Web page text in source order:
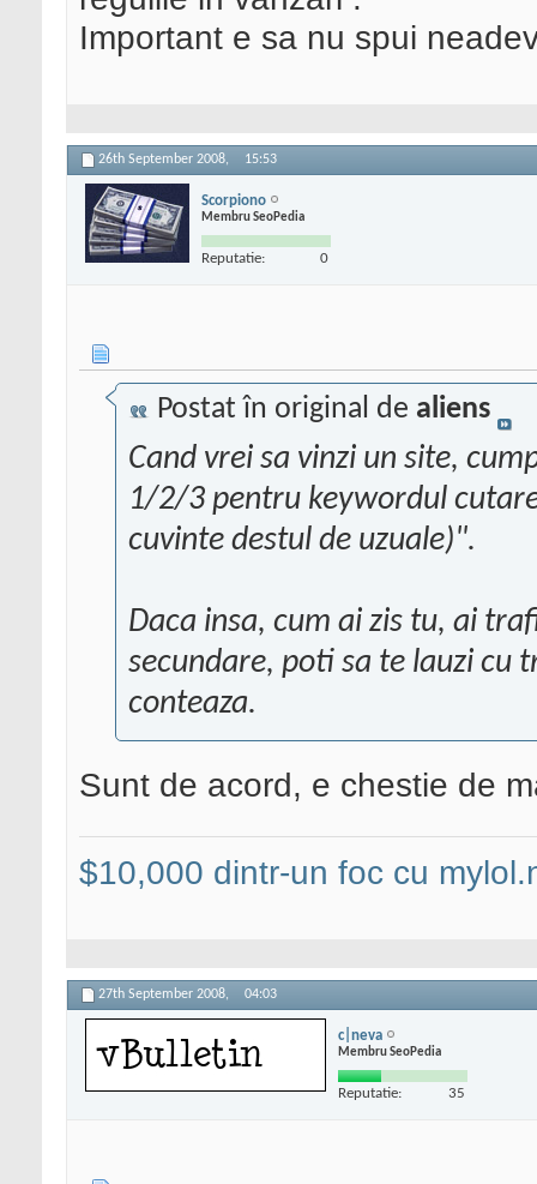
Important e sa nu spui
26th September 2008, 15:53
Scorpiono
Membru SeoPedia
Reputatie: 0
Postat în original de aliens
Cand vrei sa vinzi un site,
1/2/3 pentru keywordul
cuvinte destul de uzuale)".
Daca insa, cum ai zis tu, ai
secundare, poti sa te lauzi cu
conteaza.
Sunt de acord, e chestie de
$10,000 dintr-un foc cu
27th September 2008, 04:03
c|neva
Membru SeoPedia
Reputatie: 35